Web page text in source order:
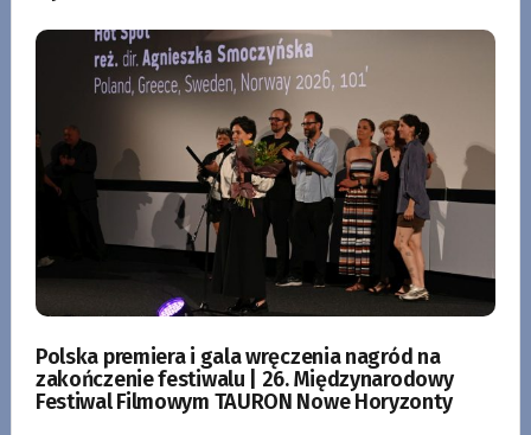
Polska premiera i gala wręczenia nagród na
zakończenie festiwalu | 26. Międzynarodowy
Festiwal Filmowym TAURON Nowe Horyzonty